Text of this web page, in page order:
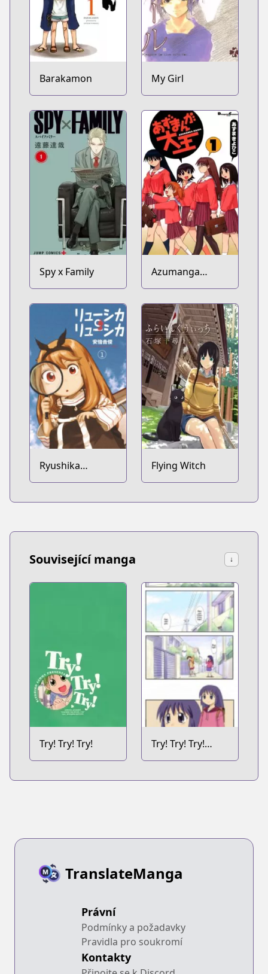
Barakamon My Girl
Spy x Family
Azumanga
Daioh
Ryushika
Ryushika
Flying Witch
Související manga ↓
Try! Try! Try!
Try! Try! Try!
Webcomics
TranslateManga
Právní
Podmínky a požadavky
Pravidla pro soukromí
Kontakty